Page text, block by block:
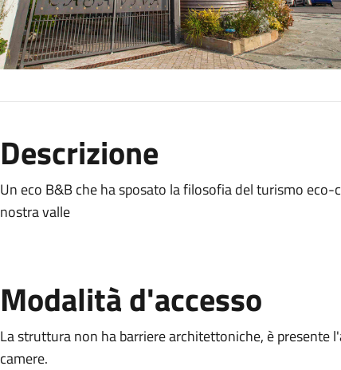
Descrizione
Un eco B&B che ha sposato la filosofia del turismo
nostra valle
Modalità d'accesso
La struttura non ha barriere architettoniche, è presente
camere.